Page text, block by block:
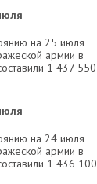
на 25 июля
армии в
1 437 550
на 24 июля
армии в
1 436 100